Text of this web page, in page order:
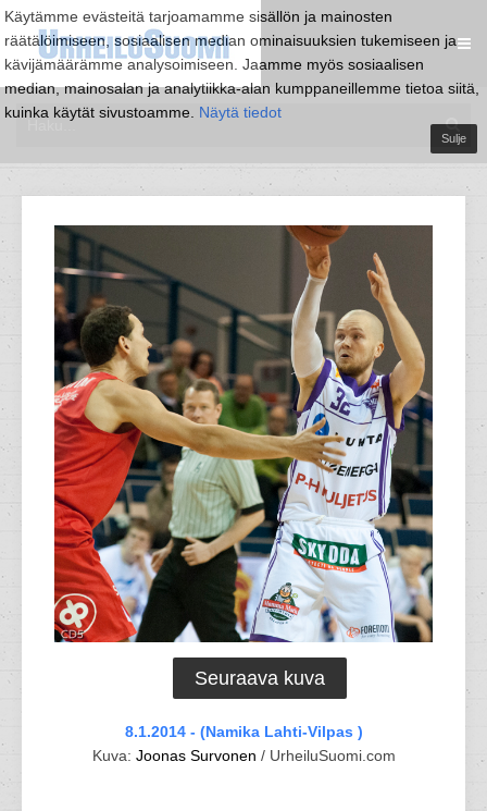
Käytämme evästeitä tarjoamamme sisällön ja mainosten
räätälöimiseen, sosiaalisen median ominaisuuksien tukemiseen ja
kävijämäärämme analysoimiseen. Jaamme myös sosiaalisen
median, mainosalan ja analytiikka-alan kumppaneillemme tietoa siitä,
kuinka käytät sivustoamme. Näytä tiedot
Sulje
Seuraava kuva
8.1.2014 - (Namika Lahti-Vilpas )
Kuva: Joonas Survonen / UrheiluSuomi.com